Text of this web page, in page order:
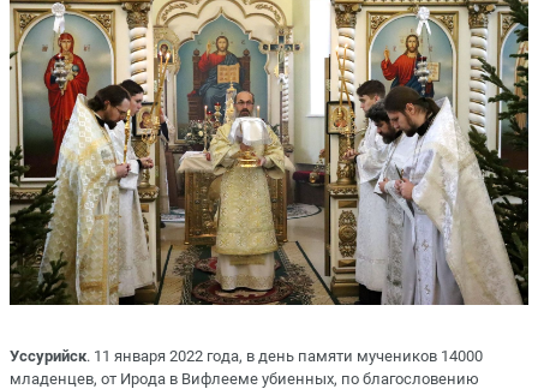
Уссурийск. 11 января 2022 года, в день памяти мучеников 14000
младенцев, от Ирода в Вифлееме убиенных, по благословению